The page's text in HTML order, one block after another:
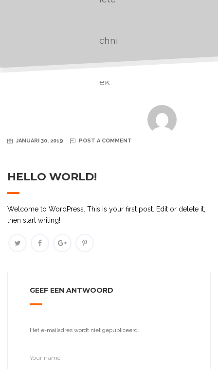
JANUARI 30, 2019 POST A COMMENT
HELLO WORLD!
Welcome to WordPress. This is your first post. Edit or delete it,
then start writing!
GEEF EEN ANTWOORD
Het e-mailadres wordt niet gepubliceerd.